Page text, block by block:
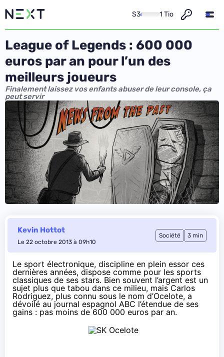
S3 1 Tio
League of Legends : 600 000
euros par an pour l’un des
meilleurs joueurs
Finalement laissez vos enfants abuser de leur console, ça
peut servir
Kevin Hottot
Le 22 octobre 2013 à 09h10
Société 3 min
Le sport électronique, discipline en plein essor ces
dernières années, dispose comme pour les sports
classiques de ses stars. Bien souvent l’argent est un
sujet plus que tabou dans ce milieu, mais Carlos
Rodriguez, plus connu sous le nom d’Ocelote, a
dévoilé au journal espagnol ABC l’étendue de ses
gains : pas moins de 600 000 euros par an.